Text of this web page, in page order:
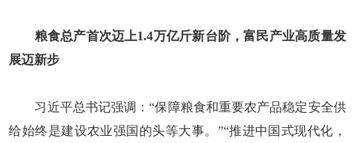
粮食总产首次迈上1.4万亿斤新台阶，富民产业高质量发
展迈新步
习近平总书记强调：“保障粮食和重要农产品稳定安全供
给始终是建设农业强国的头等大事。”“推进中国式现代化，